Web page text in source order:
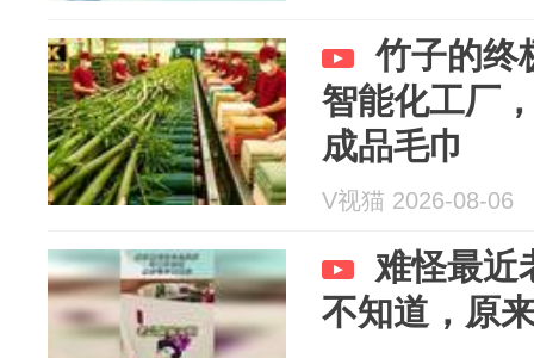
竹子的终
智能化工厂
成品毛巾
V视猫 2026-08-06
难怪最近
不知道，原